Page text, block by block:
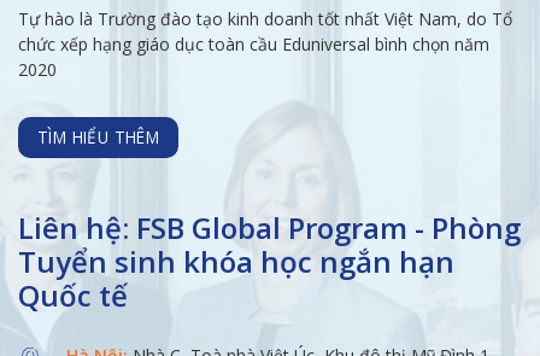
Tự hào là Trường đào tạo kinh doanh tốt nhất Việt Nam, do Tổ
chức xếp hạng giáo dục toàn cầu Eduniversal bình chọn năm
2020
TÌM HIỂU THÊM
Liên hệ: FSB Global Program - Phòng
Tuyển sinh khóa học ngắn hạn
Quốc tế